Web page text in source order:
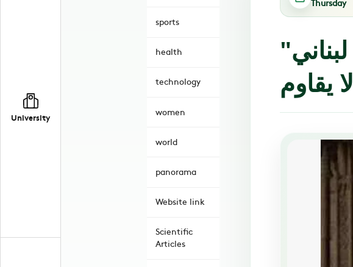
University
sports
health
technology
women
world
panorama
Website link
Scientific
Articles
Thursday
"دمعة" فضل شاكر شجن رومانسي لبناني
لا يقاوم